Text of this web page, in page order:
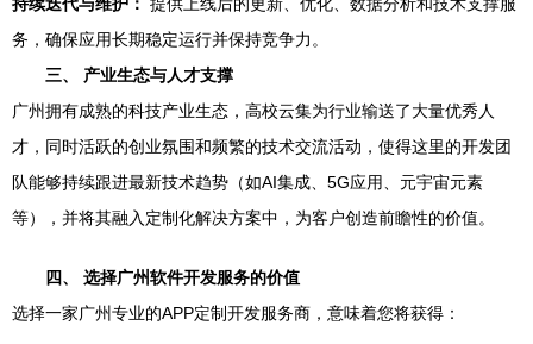
务，确保应用长期稳定运行并保持竞争力。
三、 产业生态与人才支撑
广州拥有成熟的科技产业生态，高校云集为行业输送了大量优秀人
才，同时活跃的创业氛围和频繁的技术交流活动，使得这里的开发团
队能够持续跟进最新技术趋势（如AI集成、5G应用、元宇宙元素
等），并将其融入定制化解决方案中，为客户创造前瞻性的价值。
四、 选择广州软件开发服务的价值
选择一家广州专业的APP定制开发服务商，意味着您将获得：